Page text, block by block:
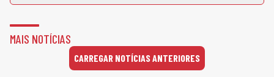
MAIS NOTÍCIAS
CARREGAR NOTÍCIAS ANTERIORES